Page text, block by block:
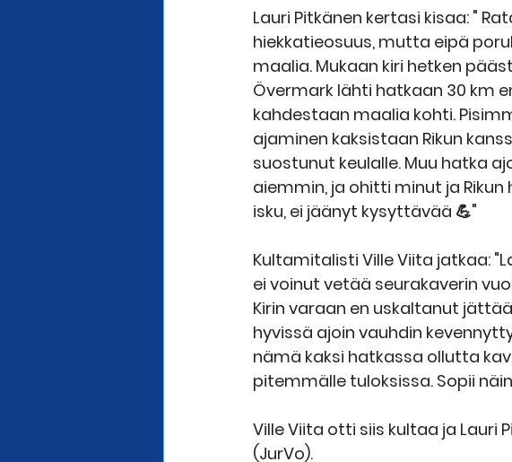
Lauri Pitkänen kertasi kisaa: "
hiekkatieosuus, mutta eipä
maalia. Mukaan kiri hetken
Övermark lähti hatkaan 30 km
kahdestaan maalia kohti.
ajaminen kaksistaan Rikun
suostunut keulalle. Muu hatka
aiemmin, ja ohitti minut ja
isku, ei jäänyt kysyttävää 💪"
Kultamitalisti Ville Viita jatkaa:
ei voinut vetää seurakaverin
Kirin varaan en uskaltanut
hyvissä ajoin vauhdin
nämä kaksi hatkassa ollutta
pitemmälle tuloksissa. Sopii
Ville Viita otti siis kultaa ja Lauri
(JurVo).